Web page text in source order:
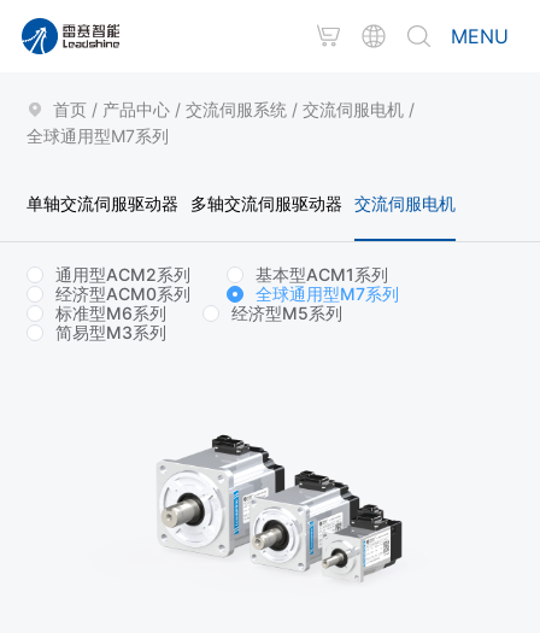
MENU
首页 / 产品中心 / 交流伺服系统 / 交流伺服电机 /
全球通用型M7系列
单轴交流伺服驱动器 多轴交流伺服驱动器 交流伺服电机
通用型ACM2系列
基本型ACM1系列
经济型ACM0系列
全球通用型M7系列
标准型M6系列
经济型M5系列
简易型M3系列